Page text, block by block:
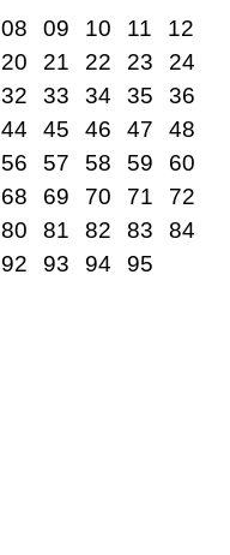
08 09 10 11
12
20 21 22 23
24
32 33 34 35
36
44 45 46 47
48
56 57 58 59
60
68 69 70 71
72
80 81 82 83
84
92 93 94 95